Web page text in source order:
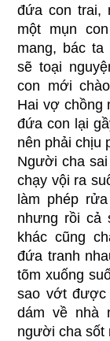
đứa con trai,
một mụn
mang, bác
sẽ toại
con mới
Hai vợ chồng
đứa con lại
nên phải chịu
Người cha
chạy vội ra
làm phép
nhưng rồi cả
khác cũng
đứa tranh
tõm xuống
sao vớt được
dám về nhà
người cha sốt